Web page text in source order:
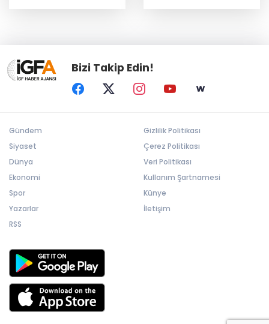
Bizi Takip Edin!
Gündem
Siyaset
Dünya
Ekonomi
Spor
Yazarlar
RSS
Gizlilik Politikası
Çerez Politikası
Veri Politikası
Kullanım Şartnamesi
Künye
İletişim